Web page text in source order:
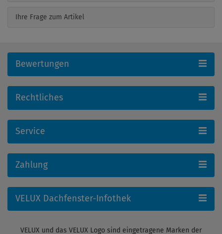
Ihre Frage zum Artikel
Bewertungen
Rechtliches
Service
Zahlung
VELUX Dachfenster-Infothek
VELUX und das VELUX Logo sind eingetragene Marken der